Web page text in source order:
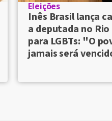
Eleições
Inês Brasil lança
a deputada no Rio
para LGBTs: "O
jamais será